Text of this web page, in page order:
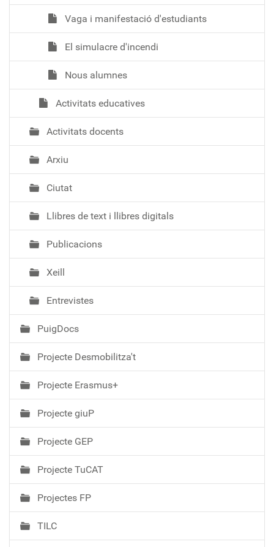
Vaga i manifestació d'estudiants
El simulacre d'incendi
Nous alumnes
Activitats educatives
Activitats docents
Arxiu
Ciutat
Llibres de text i llibres digitals
Publicacions
Xeill
Entrevistes
PuigDocs
Projecte Desmobilitza't
Projecte Erasmus+
Projecte giuP
Projecte GEP
Projecte TuCAT
Projectes FP
TILC